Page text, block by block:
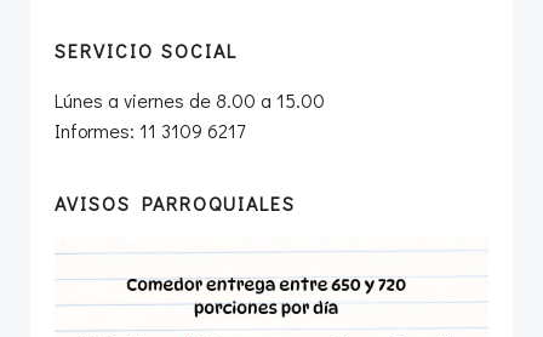
SERVICIO SOCIAL
Lúnes a viernes de 8.00 a 15.00
Informes: 11 3109 6217
AVISOS PARROQUIALES